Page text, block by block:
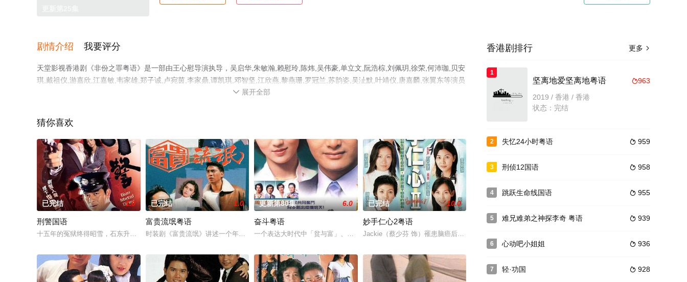
剧情介绍 我要评分
天堂影视香港剧《非份之罪粤语》是一部由王心慰导演执导，吴启华,朱敏瀚,赖慰玲,陈炜,吴伟豪,单立文,阮浩棕,刘佩玥,徐荣,何沛珈,贝安
琪,戴祖仪,游嘉欣,江嘉敏,韦家雄,郑子诚,卢宛茵,李家鼎,谭凯琪,邓智坚,江欣燕,黎燕珊,罗冠兰,苏韵姿,吴沚默,叶靖仪,唐嘉麟,张翼东等演员
精彩演绎的香港电视剧，免费观看高清无删减完整版电视剧全集就上天堂电影网，更多相关信息可移步至豆瓣电视剧、电视猫或剧情网等
 展开全部
猜你喜欢
已完结 1.0
刑警国语
十五年的冤狱终得昭雪，石东升（黄日华 饰）出狱后不久即要求重回警队。在曾经的好友兼搭档米安定（苗侨伟 饰）的帮助下，石
已完结 1.0
富贵流氓粤语
时装剧《富贵流氓》讲述一个年青人如何经不起一朝富贵的考验，终于沦为流氓，令亲人痛心失望。剧情充满戏剧性，发人深省。七十
更新第80集 6.0
奋斗粤语
一个表达大时代中「贫与富」、「新与旧」、「正与邪」的冲突的故 TVB电视剧奋斗事。徐承熙（周润发）为船厂少东，刚从外国
已完结 10.0
妙手仁心2粤语
Jackie（蔡少芬 饰）罹患脑癌后一直昏迷，程至美（吴启华 饰）一直守候照顾。至美的用情专一深深感动了
更多 
香港剧排行
1
963
坚离地爱坚离地粤语
2019 / 香港 / 香港
状态：完结
2  959
失忆24小时粤语
3  958
刑侦12国语
4  955
跳跃生命线国语
5  939
难兄难弟之神探李奇 粤语
6  936
心动吧小姐姐
7  928
轻·功国